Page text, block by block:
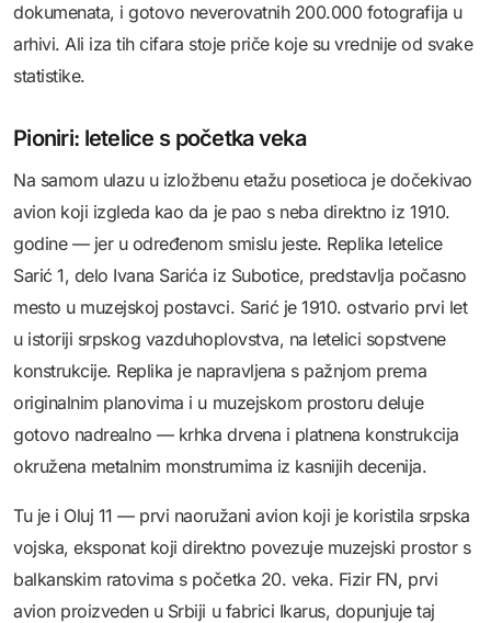
dokumenata, i gotovo neverovatnih 200.000 fotografija u
arhivi. Ali iza tih cifara stoje priče koje su vrednije od svake
statistike.
Pioniri: letelice s početka veka
Na samom ulazu u izložbenu etažu posetioca je dočekivao
avion koji izgleda kao da je pao s neba direktno iz 1910.
godine — jer u određenom smislu jeste. Replika letelice
Sarić 1, delo Ivana Sarića iz Subotice, predstavlja počasno
mesto u muzejskoj postavci. Sarić je 1910. ostvario prvi let
u istoriji srpskog vazduhoplovstva, na letelici sopstvene
konstrukcije. Replika je napravljena s pažnjom prema
originalnim planovima i u muzejskom prostoru deluje
gotovo nadrealno — krhka drvena i platnena konstrukcija
okružena metalnim monstrumima iz kasnijih decenija.
Tu je i Oluj 11 — prvi naoružani avion koji je koristila srpska
vojska, eksponat koji direktno povezuje muzejski prostor s
balkanskim ratovima s početka 20. veka. Fizir FN, prvi
avion proizveden u Srbiji u fabrici Ikarus, dopunjuje taj